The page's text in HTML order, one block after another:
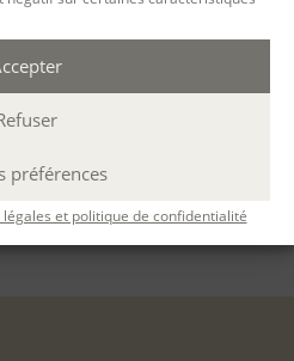
préférences
et politique de confidentialité